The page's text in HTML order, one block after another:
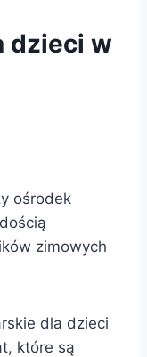
dzieci w
ośrodek
zimowych
dla dzieci
które są